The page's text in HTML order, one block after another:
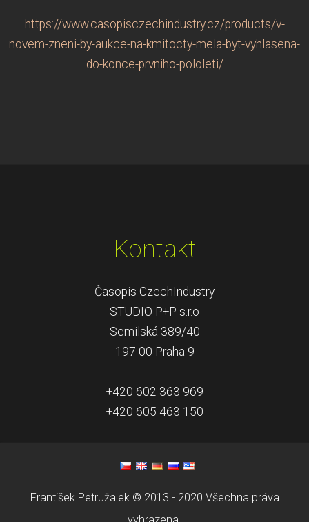
https://www.casopisczechindustry.cz/products/v-
novem-zneni-by-aukce-na-kmitocty-mela-byt-vyhlasena-
do-konce-prvniho-pololeti/
Kontakt
Časopis CzechIndustry
STUDIO P+P s.r.o
Semilská 389/40
197 00 Praha 9
+420 602 363 969
+420 605 463 150
František Petružalek © 2013 - 2020 Všechna práva